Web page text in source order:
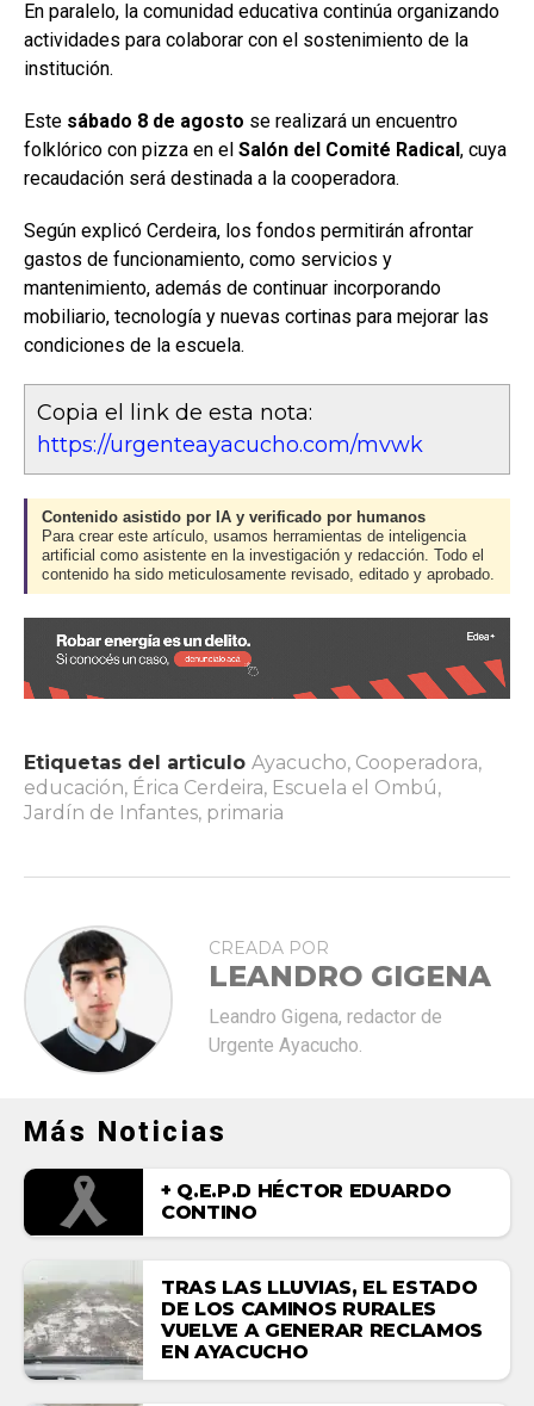
En paralelo, la comunidad educativa continúa organizando
actividades para colaborar con el sostenimiento de la
institución.
Este sábado 8 de agosto se realizará un encuentro
folklórico con pizza en el Salón del Comité Radical , cuya
recaudación será destinada a la cooperadora.
Según explicó Cerdeira, los fondos permitirán afrontar
gastos de funcionamiento, como servicios y
mantenimiento, además de continuar incorporando
mobiliario, tecnología y nuevas cortinas para mejorar las
condiciones de la escuela.
Copia el link de esta nota:
https://urgenteayacucho.com/mvwk
Contenido asistido por IA y verificado por humanos
Para crear este artículo, usamos herramientas de inteligencia
artificial como asistente en la investigación y redacción. Todo el
contenido ha sido meticulosamente revisado, editado y aprobado.
Etiquetas del articulo Ayacucho, Cooperadora,
educación, Érica Cerdeira, Escuela el Ombú,
Jardín de Infantes, primaria
CREADA POR
LEANDRO GIGENA
Leandro Gigena, redactor de
Urgente Ayacucho.
Más Noticias
+ Q.E.P.D HÉCTOR EDUARDO
CONTINO
TRAS LAS LLUVIAS, EL ESTADO
DE LOS CAMINOS RURALES
VUELVE A GENERAR RECLAMOS
EN AYACUCHO